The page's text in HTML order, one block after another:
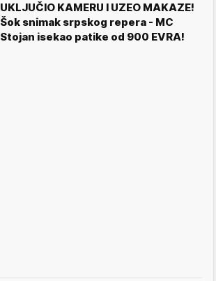
UKLJUČIO KAMERU I UZEO MAKAZE!
Šok snimak srpskog repera - MC
Stojan isekao patike od 900 EVRA!